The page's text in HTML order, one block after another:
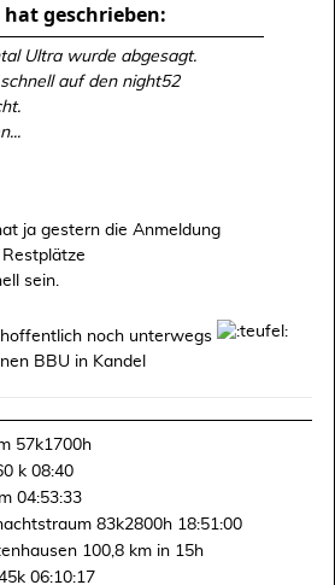
geschrieben:
Ultra wurde abgesagt.
auf den night52
ja gestern die Anmeldung
sein.
hoffentlich noch unterwegs
BBU in Kandel
57k1700h
k 08:40
04:53:33
83k2800h 18:51:00
100,8 km in 15h
06:10:17